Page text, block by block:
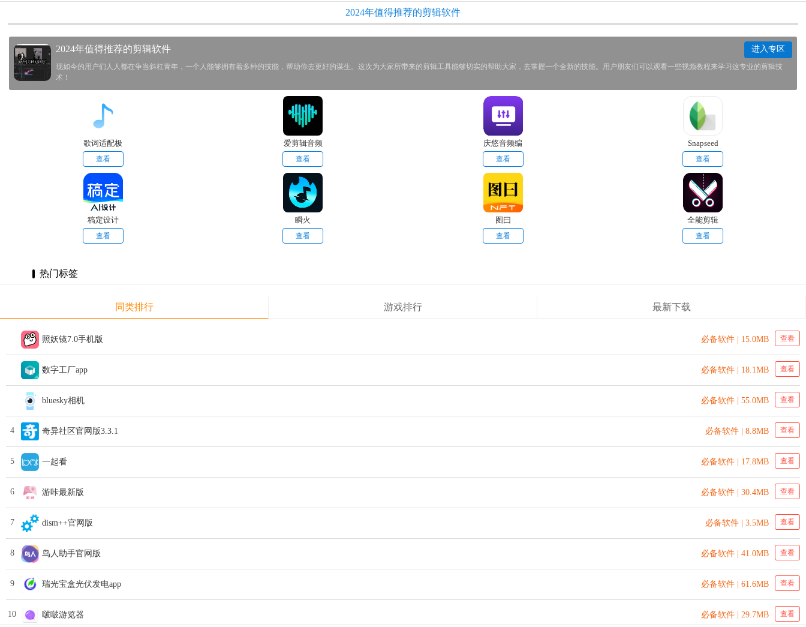
2024年值得推荐的剪辑软件
2024年值得推荐的剪辑软件
现如今的用户们人人都在争当斜杠青年，一个人能够拥有着多种的技能，帮助你去更好的谋生。这次为大家所带来的剪辑工具能够切实的帮助大家，去掌握一个全新的技能。用户朋友们可以观看一些视频教程来学习这专业的剪辑技
术！
进入专区
歌词适配极
速版
查看
爱剪辑音频
查看
庆悠音频编
辑
查看
Snapseed
查看
稿定设计
查看
瞬火
查看
图曰
查看
全能剪辑
查看
热门标签
同类排行 游戏排行 最新下载
照妖镜7.0手机版 必备软件 | 15.0MB 查看
数字工厂app 必备软件 | 18.1MB 查看
bluesky相机 必备软件 | 55.0MB 查看
4 奇异社区官网版3.3.1 必备软件 | 8.8MB 查看
5 一起看 必备软件 | 17.8MB 查看
6 游咔最新版 必备软件 | 30.4MB 查看
7 dism++官网版 必备软件 | 3.5MB 查看
8 鸟人助手官网版 必备软件 | 41.0MB 查看
9 瑞光宝盒光伏发电app 必备软件 | 61.6MB 查看
10 啵啵游览器 必备软件 | 29.7MB 查看